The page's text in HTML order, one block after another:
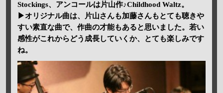
Stockings、アンコールは片山作♪Childhood Waltz。
▶オリジナル曲は、片山さんも加藤さんもとても聴きや
すい素直な曲で、作曲の才能もあると思いました。若い
感性がこれからどう成長していくか、とても楽しみです
ね。